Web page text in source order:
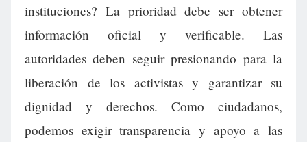
instituciones? La prioridad debe ser obtener
información oficial y verificable. Las
autoridades deben seguir presionando para la
liberación de los activistas y garantizar su
dignidad y derechos. Como ciudadanos,
podemos exigir transparencia y apoyo a las